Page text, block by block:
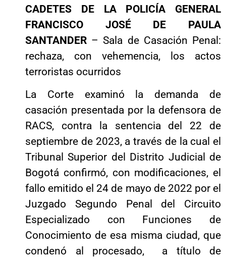
CADETES DE LA POLICÍA GENERAL
FRANCISCO JOSÉ DE PAULA
SANTANDER – Sala de Casación Penal:
rechaza, con vehemencia, los actos
terroristas ocurridos
La Corte examinó la demanda de
casación presentada por la defensora de
RACS, contra la sentencia del 22 de
septiembre de 2023, a través de la cual el
Tribunal Superior del Distrito Judicial de
Bogotá confirmó, con modificaciones, el
fallo emitido el 24 de mayo de 2022 por el
Juzgado Segundo Penal del Circuito
Especializado con Funciones de
Conocimiento de esa misma ciudad, que
condenó al procesado, a título de